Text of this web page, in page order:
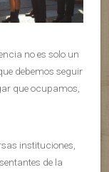
no es solo un
debemos seguir
que ocupamos,
instituciones,
de la